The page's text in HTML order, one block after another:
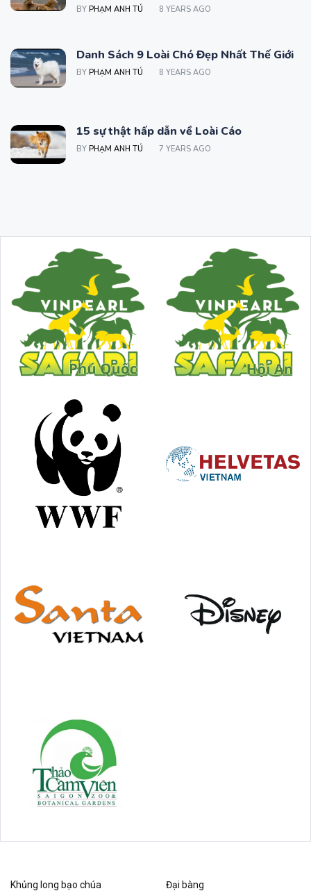
BY PHẠM ANH TÚ 8 YEARS AGO
Danh Sách 9 Loài Chó Đẹp Nhất Thế Giới
BY PHẠM ANH TÚ 8 YEARS AGO
15 sự thật hấp dẫn về Loài Cáo
BY PHẠM ANH TÚ 7 YEARS AGO
Khủng long bạo chúa
Đại bàng